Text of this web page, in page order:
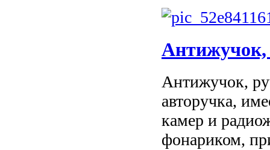
Антижучок,
Антижучок,
авторучка,
камер и
фонариком,